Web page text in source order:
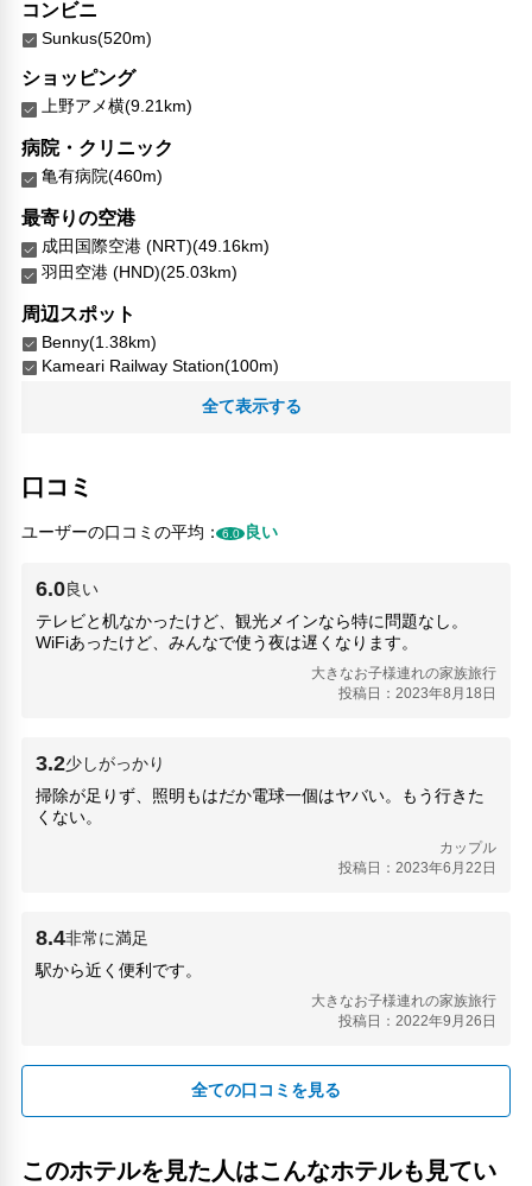
コンビニ
Sunkus(520m)
ショッピング
上野アメ横(9.21km)
病院・クリニック
亀有病院(460m)
最寄りの空港
成田国際空港 (NRT)(49.16km)
羽田空港 (HND)(25.03km)
周辺スポット
Benny(1.38km)
Kameari Railway Station(100m)
中原八幡神社(1.67km)
アリオ亀有(550m)
亀有病院(460m)
亀有駅(100m)
東綾瀬公園(1.41km)
こちら葛飾区亀有公園前派出所 こち亀ゲームぱ～く(450m)
明治神宮(16.83km)
東京タワー(15.25km)
東京スカイツリー(7.22km)
渋谷交差点(17.94km)
銀座コリドー街(12.92km)
全て表示する
口コミ
ユーザーの口コミの平均：6.0 良い
6.0良い
テレビと机なかったけど、観光メインなら特に問題なし。
WiFiあったけど、みんなで使う夜は遅くなります。
大きなお子様連れの家族旅行
投稿日：2023年8月18日
3.2少しがっかり
掃除が足りず、照明もはだか電球一個はヤバい。もう行きた
くない。
カップル
投稿日：2023年6月22日
8.4非常に満足
駅から近く便利です。
大きなお子様連れの家族旅行
投稿日：2022年9月26日
全ての口コミを見る
このホテルを見た人はこんなホテルも見てい